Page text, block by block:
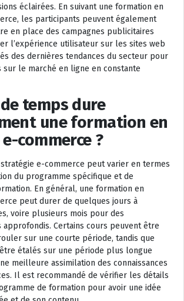
éclairées. En suivant une formation en
les participants peuvent également
en place des campagnes publicitaires
l’expérience utilisateur sur les sites web
des dernières tendances du secteur pour
le marché en ligne en constante
temps dure
une formation en
commerce ?
e-commerce peut varier en termes
du programme spécifique et de
En général, une formation en
peut durer de quelques jours à
voire plusieurs mois pour des
Certains cours peuvent être
sur une courte période, tandis que
étalés sur une période plus longue
meilleure assimilation des connaissances
Il est recommandé de vérifier les détails
de formation pour avoir une idée